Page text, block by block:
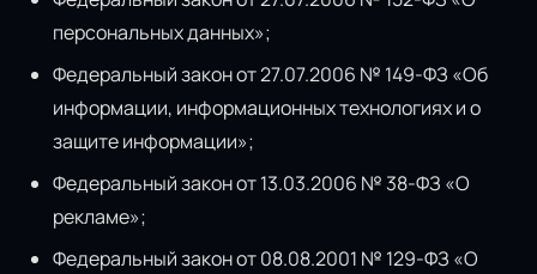
персональных данных»;
Федеральный закон от 27.07.2006 № 149-ФЗ «Об
информации, информационных технологиях и о
защите информации»;
Федеральный закон от 13.03.2006 № 38-ФЗ «О
рекламе»;
Федеральный закон от 08.08.2001 № 129-ФЗ «О